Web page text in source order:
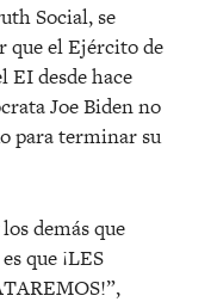
Social, se
que el Ejército de
EI desde hace
Joe Biden no
para terminar su
demás que
que ¡LES